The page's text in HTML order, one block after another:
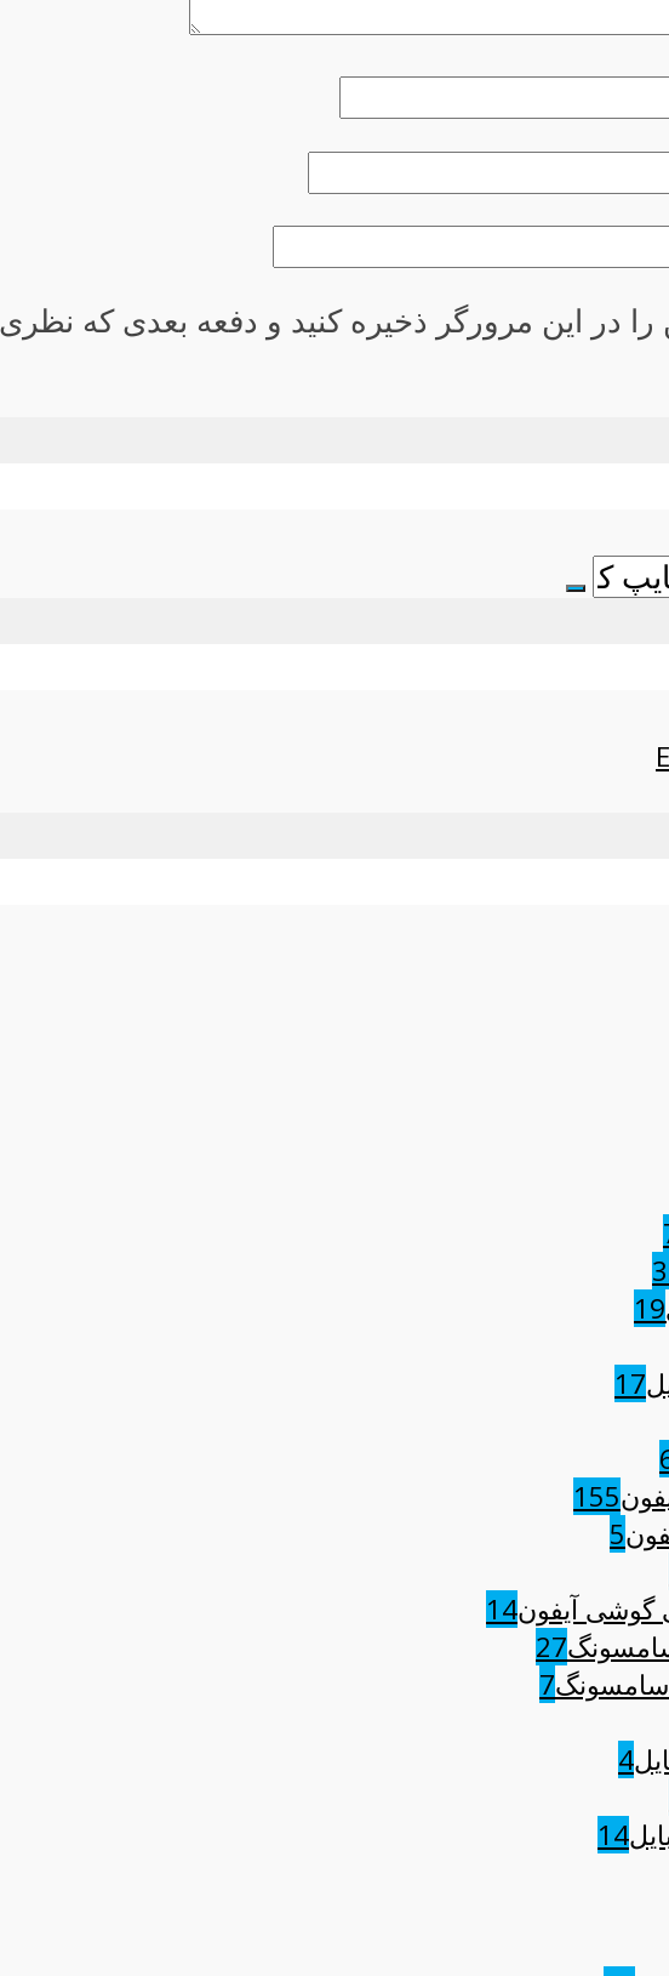
در این مرورگر ذخیره کنید و دفعه بعدی که
19
17
155
5
گوشی آیفون14
27
7
4
14